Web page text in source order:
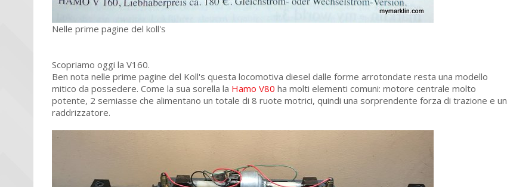
Nelle prime pagine del koll's
Scopriamo oggi la V160.
Ben nota nelle prime pagine del Koll's questa locomotiva diesel dalle forme arrotondate resta una modello
mitico da possedere. Come la sua sorella la Hamo V80 ha molti elementi comuni: motore centrale molto
potente, 2 semiasse che alimentano un totale di 8 ruote motrici, quindi una sorprendente forza di trazione e un
raddrizzatore.